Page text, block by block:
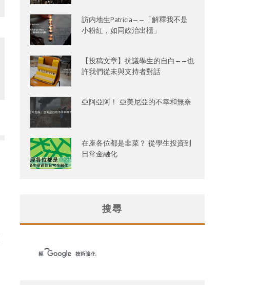
訪内地生Patricia——「解釋我不是
小粉紅，如同政治出櫃」
【投稿文章】抗議學生的自白——也
許我們從未與支持者對話
亞阿亞阿！ 亞美尼亞的不幸和無奈
在座各位都是韭菜？ 從學生投資到
日常金融化
搜尋